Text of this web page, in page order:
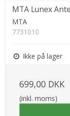
MTA Lunex
MTA
7731010
Ikke på lager
699,00 DKK
(inkl. moms)